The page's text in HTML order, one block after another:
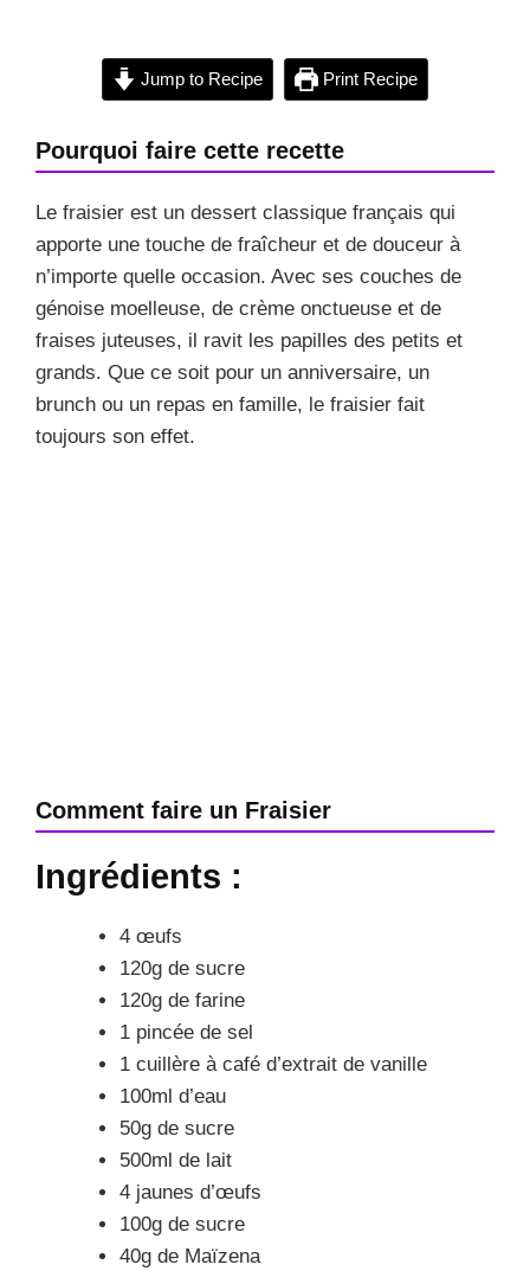
Jump to Recipe Print Recipe
Pourquoi faire cette recette
Le fraisier est un dessert classique français qui
apporte une touche de fraîcheur et de douceur à
n’importe quelle occasion. Avec ses couches de
génoise moelleuse, de crème onctueuse et de
fraises juteuses, il ravit les papilles des petits et
grands. Que ce soit pour un anniversaire, un
brunch ou un repas en famille, le fraisier fait
toujours son effet.
Comment faire un Fraisier
Ingrédients :
4 œufs
120g de sucre
120g de farine
1 pincée de sel
1 cuillère à café d’extrait de vanille
100ml d’eau
50g de sucre
500ml de lait
4 jaunes d’œufs
100g de sucre
40g de Maïzena